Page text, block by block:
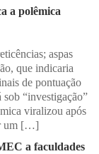
a polêmica
aspas
que indicaria
de pontuação
“investigação”
viralizou após
um […]
a faculdades